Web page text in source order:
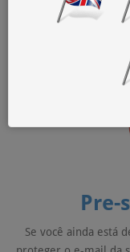
postmaster, você
Pre-
Se você ainda está